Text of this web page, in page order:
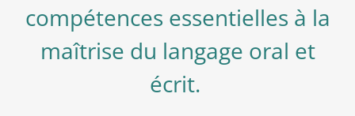
compétences essentielles à la
maîtrise du langage oral et
écrit.